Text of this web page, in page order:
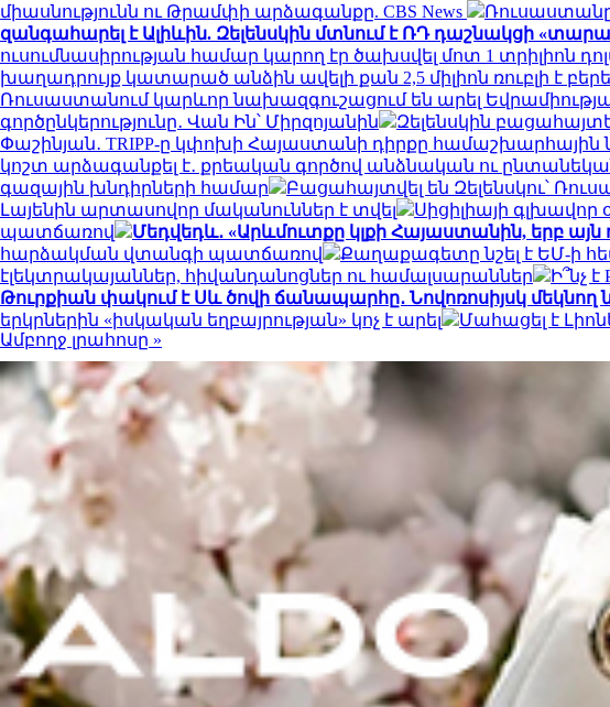
միասնությունն ու Թրամփի արձագանքը. CBS News
Ռուսաստանը
զանգահարել է Ալիևին. Զելենսկին մտնում է ՌԴ դաշնակցի
ուսումնասիրության համար կարող էր ծախսվել մոտ 1 տրիլիոն
խաղադրույք կատարած անձին ավելի քան 2,5 միլիոն ռուբլի է
Ռուսաստանում կարևոր նախազգուշացում են արել
գործընկերությունը․ Վան Ին՝ Միրզոյանին
Զելենսկին
Փաշինյան․ TRIPP-ը կփոխի Հայաստանի դիրքը համաշխարհային
կոշտ արձագանքել է․ քրեական գործով անձնական ու
գազային խնդիրների համար
Բացահայտվել են Զելենսկու՝
Լայենին արտասովոր մականուններ է տվել
Սիցիլիայի
պատճառով
Մեդվեդև․ «Արևմուտքը կլքի Հայաստանին, երբ
հարձակման վտանգի պատճառով
Քաղաքագետը նշել է ԵՄ-ի
էլեկտրակայաններ, հիվանդանոցներ ու համալսարաններ
Ի՞նչ
Թուրքիան փակում է Սև ծովի ճանապարհը․ Նովոռոսիյսկ
երկրներին «իսկական եղբայրության» կոչ է արել
Մահացել է
Ամբողջ լրահոսը »